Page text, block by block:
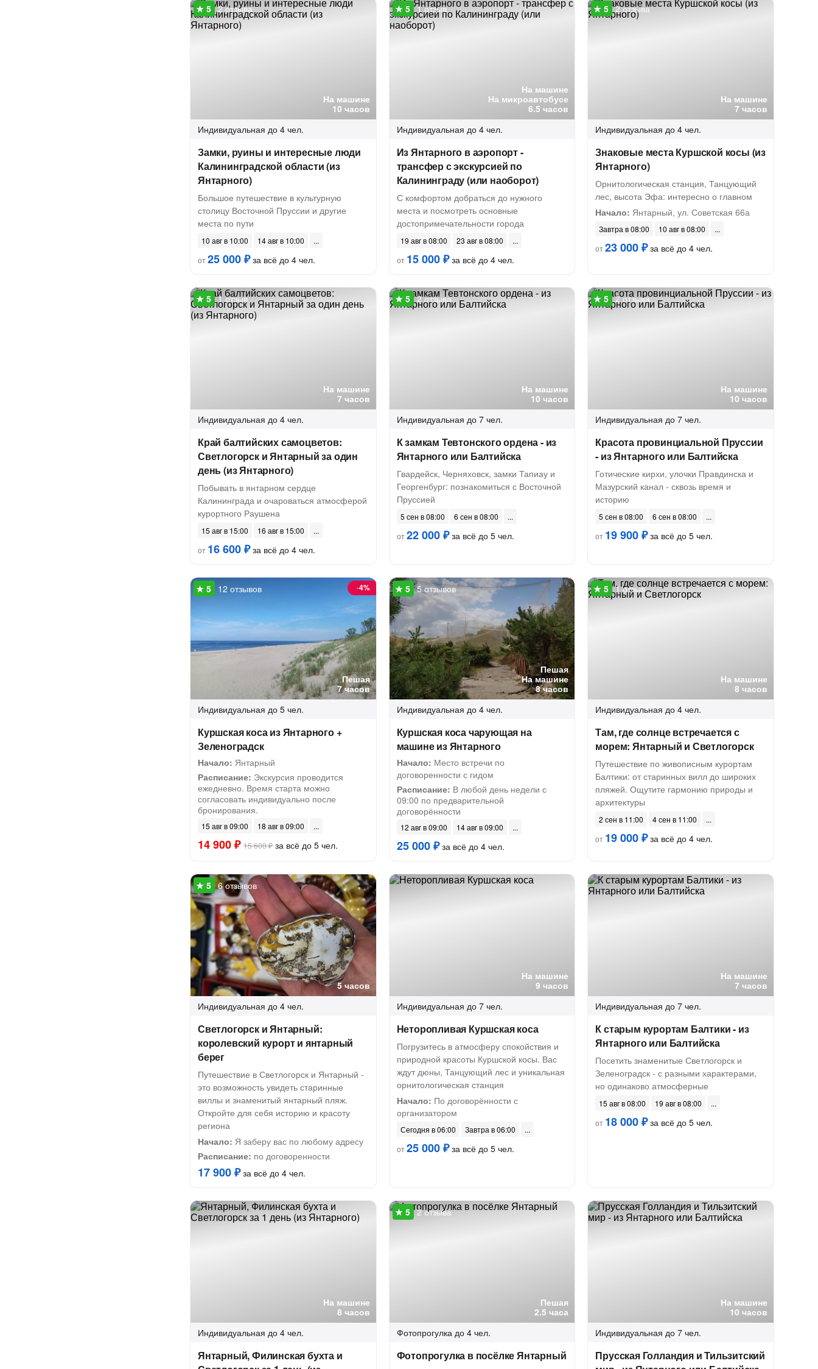
На машине
10 часов
2 отзыва
Индивидуальная до 4 чел.
Замки, руины и интересные люди
Калининградской области (из
Янтарного)
Большое путешествие в культурную
столицу Восточной Пруссии и другие
места по пути
10 авг в 10:00
14 авг в 10:00
от25 000 ₽за всё до 4 чел.
На машине
На микроавтобусе
6.5 часов
1 отзыв
Индивидуальная до 4 чел.
Из Янтарного в аэропорт -
трансфер с экскурсией по
Калининграду (или наоборот)
С комфортом добраться до нужного
места и посмотреть основные
достопримечательности города
19 авг в 08:00
23 авг в 08:00
от 15 000 ₽за всё до 4 чел.
На машине
7 часов
2 отзыва
Индивидуальная до 4 чел.
Знаковые места Куршской косы (из
Янтарного)
Орнитологическая станция, Танцующий
лес, высота Эфа: интересно о главном
Начало: Янтарный, ул. Советская 66а
Завтра в 08:00
10 авг в 08:00
от23 000 ₽за всё до 4 чел.
На машине
7 часов
1 отзыв
Индивидуальная до 4 чел.
Край балтийских самоцветов:
Светлогорск и Янтарный за один
день (из Янтарного)
Побывать в янтарном сердце
Калининграда и очароваться атмосферой
курортного Раушена
15 авг в 15:00
16 авг в 15:00
от 16 600 ₽за всё до 4 чел.
На машине
10 часов
2 отзыва
Индивидуальная до 7 чел.
К замкам Тевтонского ордена - из
Янтарного или Балтийска
Гвардейск, Черняховск, замки Тапиау и
Георгенбург: познакомиться с Восточной
Пруссией
5 сен в 08:00
6 сен в 08:00
от22 000 ₽за всё до 5 чел.
На машине
10 часов
2 отзыва
Индивидуальная до 7 чел.
Красота провинциальной Пруссии
- из Янтарного или Балтийска
Готические кирхи, улочки Правдинска и
Мазурский канал - сквозь время и
историю
5 сен в 08:00
6 сен в 08:00
от 19 900 ₽за всё до 5 чел.
Пешая
7 часов
-4%
12 отзывов
Индивидуальная до 5 чел.
Куршская коса из Янтарного +
Зеленоградск
Начало: Янтарный
Расписание: Экскурсия проводится
ежедневно. Время старта можно
согласовать индивидуально после
бронирования.
15 авг в 09:00 18 авг в 09:00
14 900 ₽ 15 600 ₽ за всё до 5 чел.
Пешая
На машине
8 часов
5 отзывов
Индивидуальная до 4 чел.
Куршская коса чарующая на
машине из Янтарного
Начало: Место встречи по
договоренности с гидом
Расписание: В любой день недели с
09:00 по предварительной
договорённости
12 авг в 09:00 14 авг в 09:00
25 000 ₽за всё до 4 чел.
На машине
8 часов
1 отзыв
Индивидуальная до 4 чел.
Там, где солнце встречается с
морем: Янтарный и Светлогорск
Путешествие по живописным курортам
Балтики: от старинных вилл до широких
пляжей. Ощутите гармонию природы и
архитектуры
2 сен в 11:00
4 сен в 11:00
от 19 000 ₽за всё до 4 чел.
5 часов
6 отзывов
Индивидуальная до 4 чел.
Светлогорск и Янтарный:
королевский курорт и янтарный
берег
Путешествие в Светлогорск и Янтарный -
это возможность увидеть старинные
виллы и знаменитый янтарный пляж.
Откройте для себя историю и красоту
региона
Начало: Я заберу вас по любому адресу
Расписание: по договоренности
17 900 ₽за всё до 4 чел.
На машине
9 часов
Индивидуальная до 7 чел.
Неторопливая Куршская коса
Погрузитесь в атмосферу спокойствия и
природной красоты Куршской косы. Вас
ждут дюны, Танцующий лес и уникальная
орнитологическая станция
Начало: По договорённости с
организатором
Сегодня в 06:00
Завтра в 06:00
от25 000 ₽за всё до 5 чел.
На машине
7 часов
Индивидуальная до 7 чел.
К старым курортам Балтики - из
Янтарного или Балтийска
Посетить знаменитые Светлогорск и
Зеленоградск - с разными характерами,
но одинаково атмосферные
15 авг в 08:00
19 авг в 08:00
от 18 000 ₽за всё до 5 чел.
На машине
8 часов
Индивидуальная до 4 чел.
Янтарный, Филинская бухта и
Пешая
2.5 часа
2 отзыва
Фотопрогулка до 4 чел.
Фотопрогулка в посёлке Янтарный
На машине
10 часов
Индивидуальная до 7 чел.
Прусская Голландия и Тильзитский